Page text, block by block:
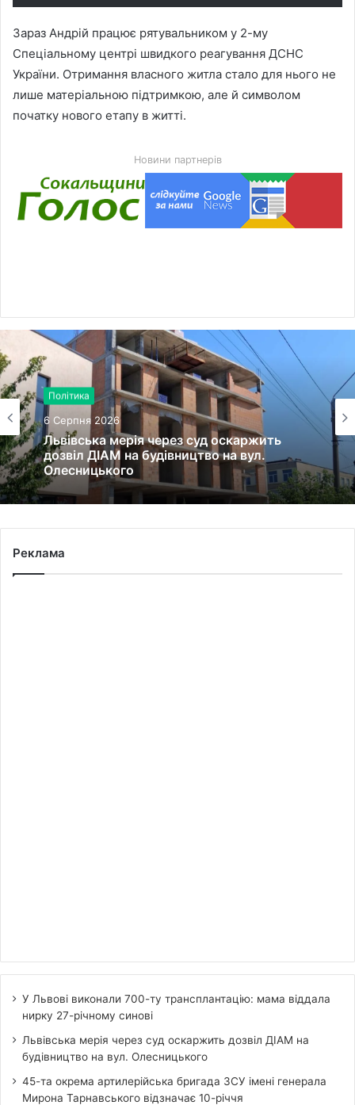
Зараз Андрій працює рятувальником у 2-му
Спеціальному центрі швидкого реагування ДСНС
України. Отримання власного житла стало для нього не
лише матеріальною підтримкою, але й символом
початку нового етапу в житті.
Новини партнерів
Політика
6 Серпня 2026
Львівська мерія через суд оскаржить
дозвіл ДІАМ на будівництво на вул.
Олесницького
Реклама
У Львові виконали 700-ту трансплантацію: мама віддала
нирку 27-річному синові
Львівська мерія через суд оскаржить дозвіл ДІАМ на
будівництво на вул. Олесницького
45-та окрема артилерійська бригада ЗСУ імені генерала
Мирона Тарнавського відзначає 10-річчя